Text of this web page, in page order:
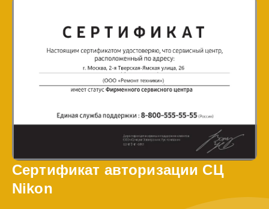
Сертификат авторизации СЦ
Nikon